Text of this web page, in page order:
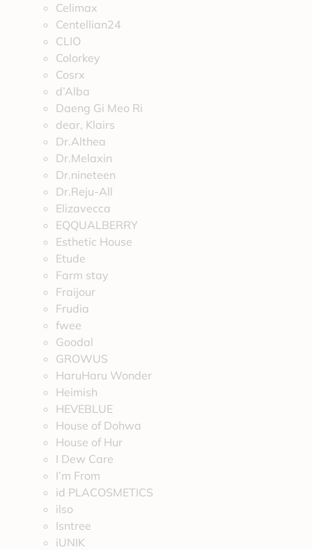
Celimax
Centellian24
CLIO
Colorkey
Cosrx
d’Alba
Daeng Gi Meo Ri
dear, Klairs
Dr.Althea
Dr.Melaxin
Dr.nineteen
Dr.Reju-All
Elizavecca
EQQUALBERRY
Esthetic House
Etude
Farm stay
Fraijour
Frudia
fwee
Goodal
GROWUS
HaruHaru Wonder
Heimish
HEVEBLUE
House of Dohwa
House of Hur
I Dew Care
I’m From
id PLACOSMETICS
ilso
Isntree
iUNIK